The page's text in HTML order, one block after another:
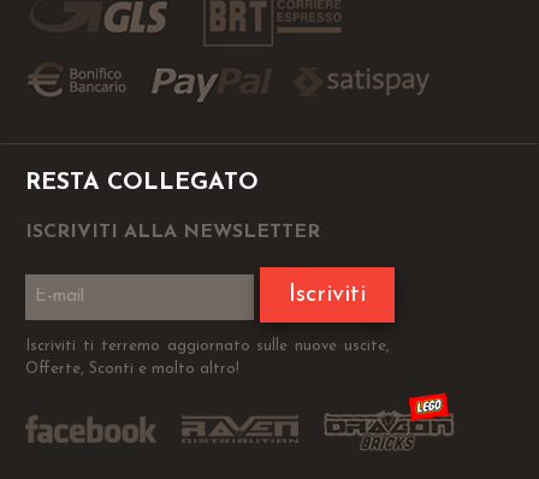
RESTA COLLEGATO
ISCRIVITI ALLA NEWSLETTER
Iscriviti
Iscriviti ti terremo aggiornato sulle nuove uscite,
Offerte, Sconti e molto altro!